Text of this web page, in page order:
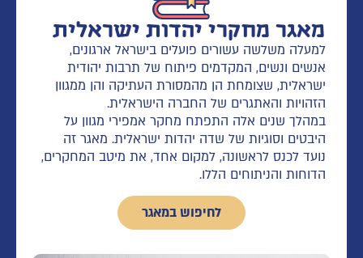
מאגר מחקרי יהדות ישראלית
למעלה משלשה עשורים פועלים בישראל ארגונים,
אנשים ונשים, המקדמים פיתוח של תרבות יהודית
ישראלית, שצומחת הן מהמסורת העתיקה והן ממגוון
הזהויות והאתגרים של החברה הישראלית.
במהלך שנים אלה התפתח מחקר אמפירי מגוון על
היבטים וסוגיות של שדה יהדות ישראלית. מאגר זה
נועד לכנס לראשונה, למקום אחד, את מיטב המחקרים,
הדוחות והניתוחים הללו.
לחיפוש במאגר